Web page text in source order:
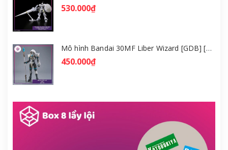
530.000₫
Mô hình Bandai 30MF Liber Wizard [GDB] [30MF]
450.000₫